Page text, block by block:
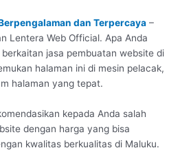
dan Terpercaya –
Lentera Web Official. Apa Anda
jasa pembuatan website di
halaman ini di mesin pelacak,
halaman yang tepat.
kepada Anda salah
dengan harga yang bisa
kwalitas berkualitas di Maluku.